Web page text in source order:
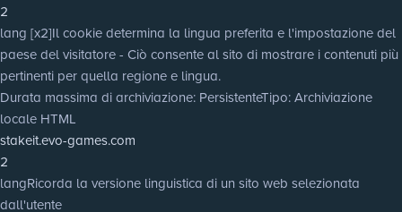
2
lang [x2]Il cookie determina la lingua preferita e l'impostazione del
paese del visitatore - Ciò consente al sito di mostrare i contenuti più
pertinenti per quella regione e lingua.
Durata massima di archiviazione: PersistenteTipo: Archiviazione
locale HTML
stakeit.evo-games.com
2
langRicorda la versione linguistica di un sito web selezionata
dall'utente